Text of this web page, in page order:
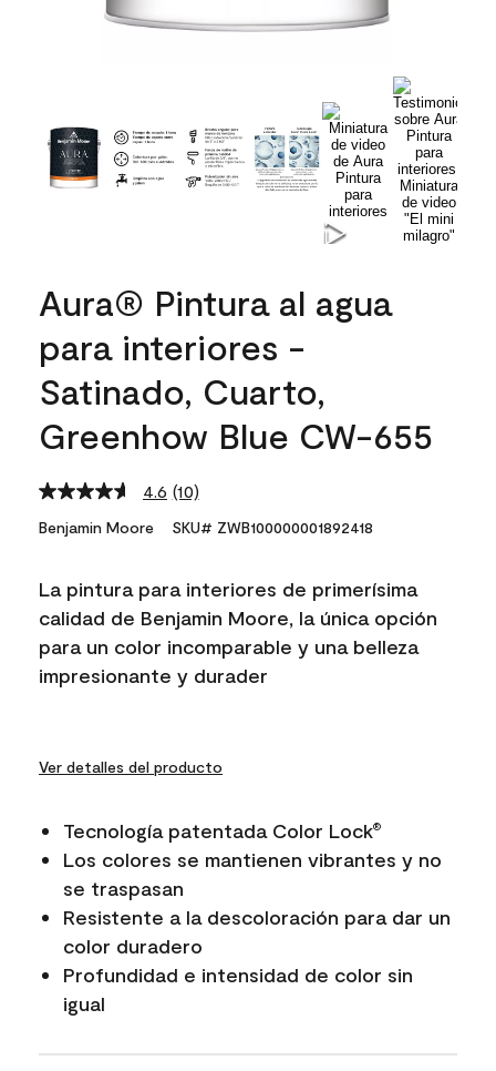
Aura® Pintura al agua
para interiores -
Satinado, Cuarto,
Greenhow Blue CW-655
4.6 Read
10
Reviews.
link.
(10)
Benjamin Moore SKU# ZWB100000001892418
La pintura para interiores de primerísima
calidad de Benjamin Moore, la única opción
para un color incomparable y una belleza
impresionante y durader
Ver detalles del producto
Tecnología patentada Color Lock®
Los colores se mantienen vibrantes y no
se traspasan
Resistente a la descoloración para dar un
color duradero
Profundidad e intensidad de color sin
igual